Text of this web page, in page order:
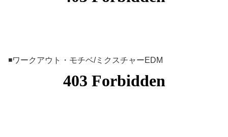
◾️ワークアウト・モチベ/ミクスチャーEDM